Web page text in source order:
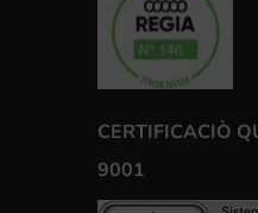
CERTIFICACIÒ
9001